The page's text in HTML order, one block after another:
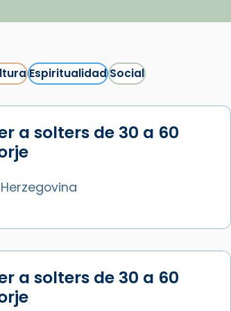
EspiritualidadSocial
a solters de 30 a 60
a solters de 30 a 60